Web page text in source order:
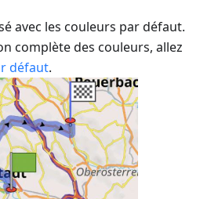
avec les couleurs par défaut.
complète des couleurs, allez
défaut.